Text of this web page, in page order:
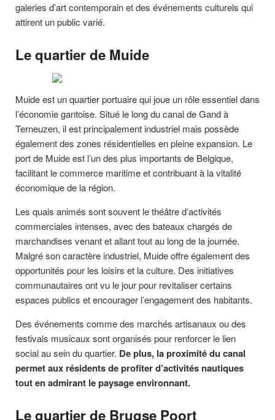
galeries d’art contemporain et des événements culturels qui
attirent un public varié.
Le quartier de Muide
Muide est un quartier portuaire qui joue un rôle essentiel dans
l’économie gantoise. Situé le long du canal de Gand à
Terneuzen, il est principalement industriel mais possède
également des zones résidentielles en pleine expansion. Le
port de Muide est l’un des plus importants de Belgique,
facilitant le commerce maritime et contribuant à la vitalité
économique de la région.
Les quais animés sont souvent le théâtre d’activités
commerciales intenses, avec des bateaux chargés de
marchandises venant et allant tout au long de la journée.
Malgré son caractère industriel, Muide offre également des
opportunités pour les loisirs et la culture. Des initiatives
communautaires ont vu le jour pour revitaliser certains
espaces publics et encourager l’engagement des habitants.
Des événements comme des marchés artisanaux ou des
festivals musicaux sont organisés pour renforcer le lien
social au sein du quartier. De plus, la proximité du canal
permet aux résidents de profiter d’activités nautiques
tout en admirant le paysage environnant.
Le quartier de Brugse Poort